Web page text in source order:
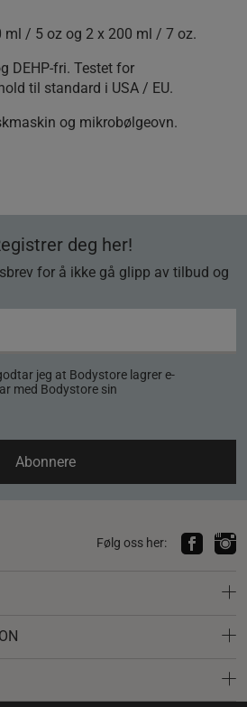
ml / 5 oz og 2 x 200 ml / 7 oz.
DEHP-fri. Testet for
til standard i USA / EU.
og mikrobølgeovn.
deg her!
for å ikke gå glipp av tilbud og
jeg at Bodystore lagrer e-
med Bodystore sin
Abonnere
Følg oss her: